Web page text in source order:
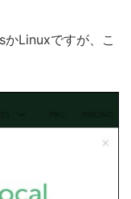
Linuxですが、こ